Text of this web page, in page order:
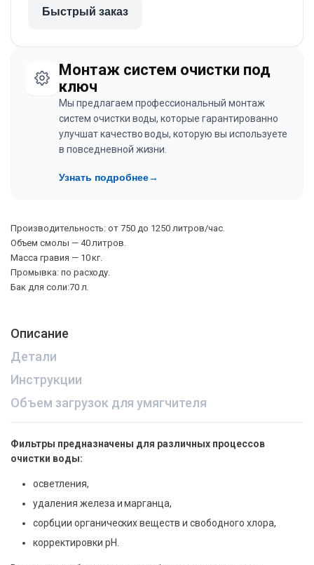
Быстрый заказ
Монтаж систем очистки под
ключ
Мы предлагаем профессиональный монтаж
систем очистки воды, которые гарантированно
улучшат качество воды, которую вы используете
в повседневной жизни.
Узнать подробнее→
Производительность: от 750 до 1250 литров/час.
Объем смолы — 40 литров.
Масса гравия — 10 кг.
Промывка: по расходу.
Бак для соли:70 л.
Описание
Детали
Инструкции
Объем загрузок для умягчителя
Фильтры предназначены для различных процессов
очистки воды:
осветления,
удаления железа и марганца,
сорбции органических веществ и свободного хлора,
корректировки рН.